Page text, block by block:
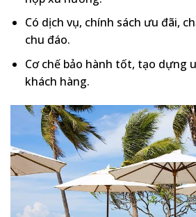
Có dịch vụ, chính sách ưu đãi,
chu đáo.
Cơ chế bảo hành tốt, tạo dựng
khách hàng.